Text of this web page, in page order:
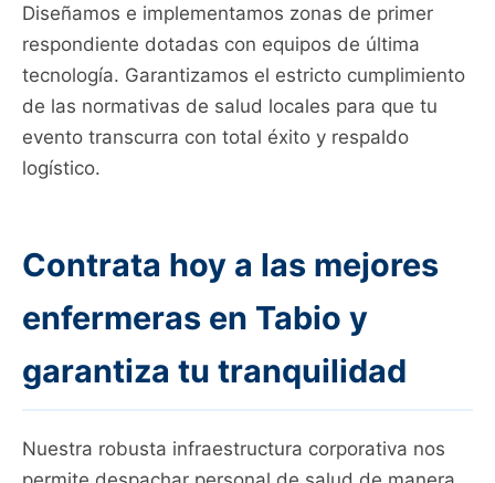
Diseñamos e implementamos zonas de primer
respondiente dotadas con equipos de última
tecnología. Garantizamos el estricto cumplimiento
de las normativas de salud locales para que tu
evento transcurra con total éxito y respaldo
logístico.
Contrata hoy a las mejores
enfermeras en Tabio y
garantiza tu tranquilidad
Nuestra robusta infraestructura corporativa nos